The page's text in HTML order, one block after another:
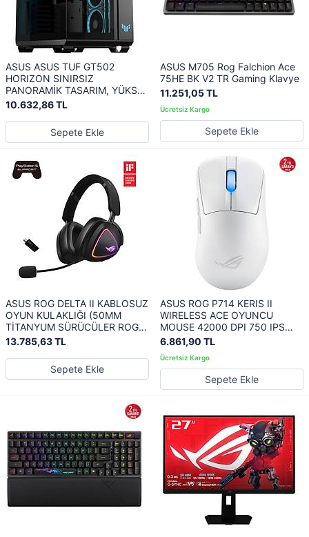
ASUS ASUS TUF GT502
HORIZON SINIRSIZ
PANORAMİK TASARIM, YÜKSEK
HIZDA USB TİP-C, ALETSİZ
SÖK TAK YAN PANELLER VE
ÖNCEDEN MONTE EDİLMİŞ 4
ADET ARGB FAN
10.632,86 TL
Sepete Ekle
ASUS M705 Rog Falchion Ace
75HE BK V2 TR Gaming Klavye
11.251,05 TL
Sepete Ekle
ASUS ROG DELTA II KABLOSUZ
OYUN KULAKLIĞI (50MM
TİTANYUM SÜRÜCÜLER ROG
SPEEDNOVA 10MM SÜPER
GENİŞ BANT MİKROFON 153-
SAAT PİL ÖMRÜ DUALFLOW
SES BT 2.4GHZ 3.5MM PC
13.785,63 TL
Sepete Ekle
ASUS ROG P714 KERIS II
WIRELESS ACE OYUNCU
MOUSE 42000 DPI 750 IPS
OPTİK SENSÖR AURA SYNC
RGB BEYAZ
6.861,90 TL
Sepete Ekle